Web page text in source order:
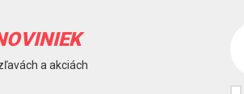
a akciách